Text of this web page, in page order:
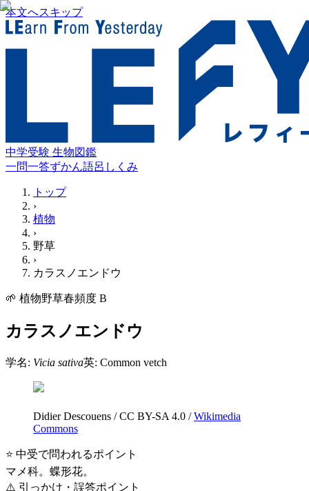
本文へスキップ
中学受験 生物図鑑
一問一答ずかん語呂 しくみ
トップ
›
植物
›
野草
›
カラスノエンドウ
🌱 植物野草春頻度 B
カラスノエンドウ
学名: Vicia sativa英: Common vetch
Didier Descouens /CC BY-SA 4.0 / Wikimedia
Commons
⭐ 中受で問われるポイント
マメ科。蝶形花。
⚠️ 引っかけ・誤答ポイント